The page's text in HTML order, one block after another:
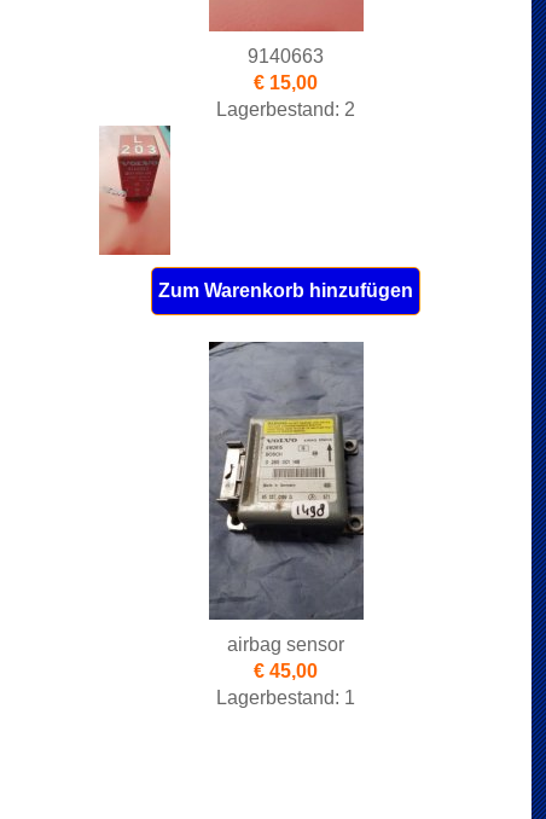
9140663
€ 15,00
Lagerbestand: 2
Zum Warenkorb hinzufügen
airbag sensor
€ 45,00
Lagerbestand: 1